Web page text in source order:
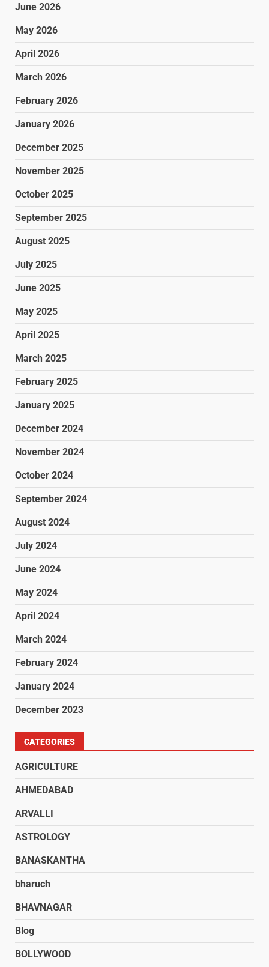
June 2026
May 2026
April 2026
March 2026
February 2026
January 2026
December 2025
November 2025
October 2025
September 2025
August 2025
July 2025
June 2025
May 2025
April 2025
March 2025
February 2025
January 2025
December 2024
November 2024
October 2024
September 2024
August 2024
July 2024
June 2024
May 2024
April 2024
March 2024
February 2024
January 2024
December 2023
CATEGORIES
AGRICULTURE
AHMEDABAD
ARVALLI
ASTROLOGY
BANASKANTHA
bharuch
BHAVNAGAR
Blog
BOLLYWOOD